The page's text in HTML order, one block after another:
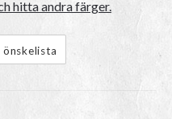
hitta andra färger.